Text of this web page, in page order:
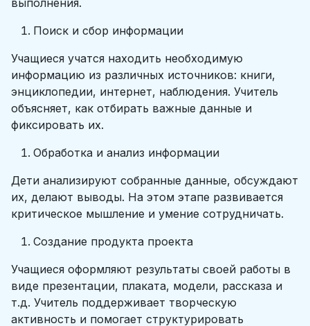
выполнения.
Поиск и сбор информации
Учащиеся учатся находить необходимую
информацию из различных источников: книги,
энциклопедии, интернет, наблюдения. Учитель
объясняет, как отбирать важные данные и
фиксировать их.
Обработка и анализ информации
Дети анализируют собранные данные, обсуждают
их, делают выводы. На этом этапе развивается
критическое мышление и умение сотрудничать.
Создание продукта проекта
Учащиеся оформляют результаты своей работы в
виде презентации, плаката, модели, рассказа и
т.д. Учитель поддерживает творческую
активность и помогает структурировать